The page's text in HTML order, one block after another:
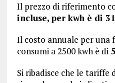
Il prezzo di riferimento
incluse, per kwh è di
Il costo annuale per una
consumi a 2500 kwh è di
Si ribadisce che le